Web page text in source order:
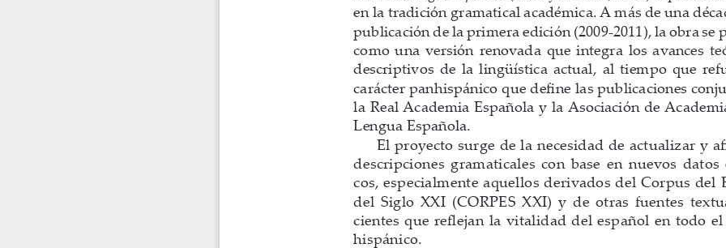
en la tradición gramatical académica. A más de una
publicación de la primera edición (2009-2011), la obra se
como  una  versión  renovada  que  integra  los  avances
descriptivos  de  la  lingüística  actual,  al  tiempo  que
carácter panhispánico que define las publicaciones
la Real Academia Española y la Asociación de
Lengua Española.
El proyecto surge de la necesidad de actualizar y
descripciones  gramaticales  con  base  en  nuevos  datos
cos, especialmente aquellos derivados del Corpus del
del Siglo XXI (CORPES XXI) y de otras fuentes
cientes que reflejan la vitalidad del español en todo
hispánico.